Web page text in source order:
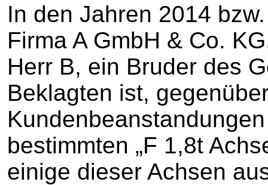
In den Jahren 2014
Firma A GmbH & Co.
Herr B, ein Bruder des
Beklagten ist,
bestimmten „F 1,8t
einige dieser Achsen